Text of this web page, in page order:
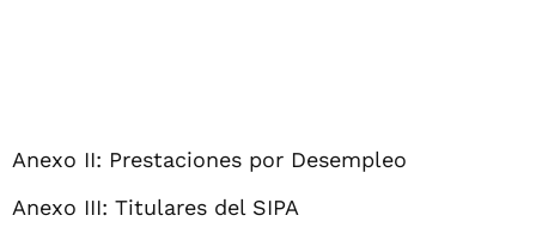
Anexo II: Prestaciones por Desempleo
Anexo III: Titulares del SIPA